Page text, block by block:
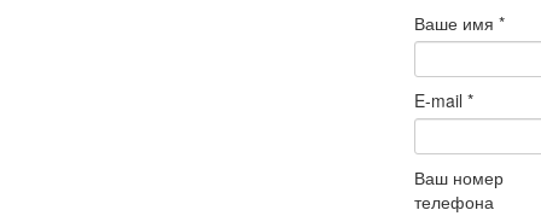
Ваше имя*
E-mail*
Ваш номер
телефона